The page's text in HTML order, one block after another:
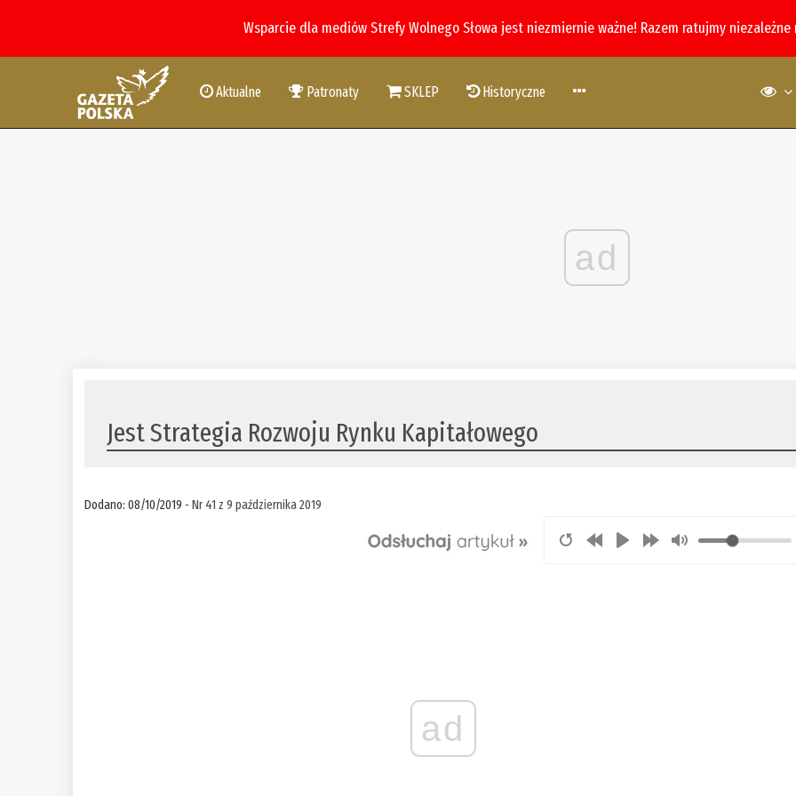
Wsparcie dla mediów Strefy Wolnego Słowa jest niezmiernie ważne! Razem ratujmy
Aktualne Patronaty SKLEP Historyczne
ad
Jest Strategia Rozwoju Rynku Kapitałowego
Dodano: 08/10/2019 -Nr 41 z 9 października 2019
ad